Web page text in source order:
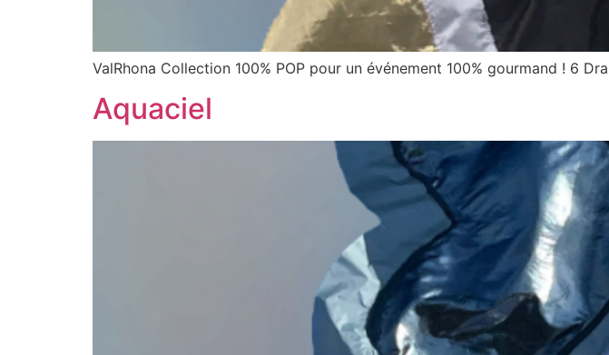
ValRhona Collection 100% POP pour un événement 100% gourmand ! 6
Aquaciel